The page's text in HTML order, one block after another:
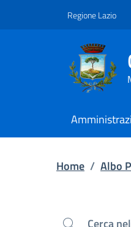
Regione Lazio
Home / Albo
Cerca